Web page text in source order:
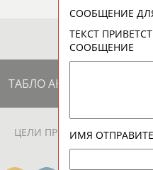
ТАБЛО АКТИВНОСТИ
ЦЕЛИ ПРОЕКТА
СООБЩЕНИЕ
ТЕКСТ
СООБЩЕНИЕ
ИМЯ